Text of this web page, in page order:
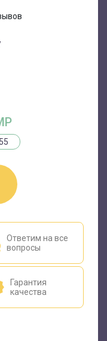
Ответим на все
вопросы
Гарантия
качества